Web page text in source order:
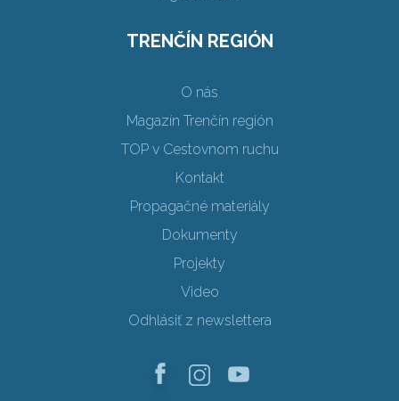
TRENČÍN REGIÓN
O nás
Magazín Trenčín región
TOP v Cestovnom ruchu
Kontakt
Propagačné materiály
Dokumenty
Projekty
Video
Odhlásiť z newslettera